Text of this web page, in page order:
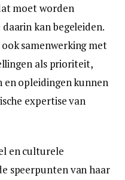
moet worden
kan begeleiden.
samenwerking met
als prioriteit,
en opleidingen kunnen
expertise van
en culturele
speerpunten van haar